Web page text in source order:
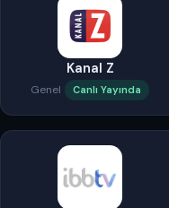
Kanal Z
Genel Canlı Yayında